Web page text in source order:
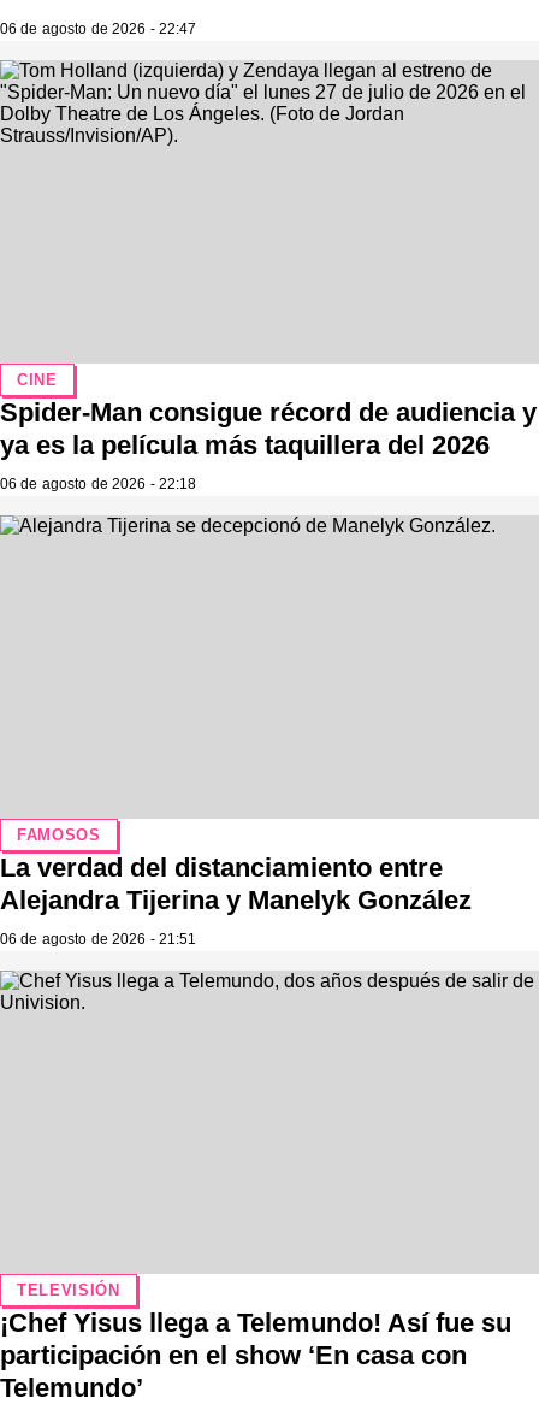
06 de agosto de 2026 - 22:47
CINE
Spider-Man consigue récord de audiencia y
ya es la película más taquillera del 2026
06 de agosto de 2026 - 22:18
FAMOSOS
La verdad del distanciamiento entre
Alejandra Tijerina y Manelyk González
06 de agosto de 2026 - 21:51
TELEVISIÓN
¡Chef Yisus llega a Telemundo! Así fue su
participación en el show ‘En casa con
Telemundo’